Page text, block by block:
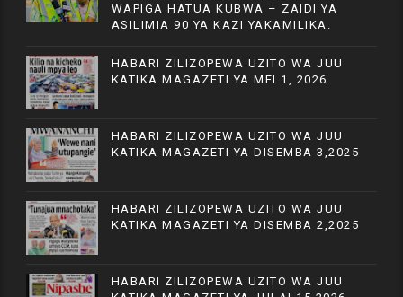
WAPIGA HATUA KUBWA – ZAIDI YA
ASILIMIA 90 YA KAZI YAKAMILIKA.
HABARI ZILIZOPEWA UZITO WA JUU
KATIKA MAGAZETI YA MEI 1, 2026
HABARI ZILIZOPEWA UZITO WA JUU
KATIKA MAGAZETI YA DISEMBA 3,2025
HABARI ZILIZOPEWA UZITO WA JUU
KATIKA MAGAZETI YA DISEMBA 2,2025
HABARI ZILIZOPEWA UZITO WA JUU